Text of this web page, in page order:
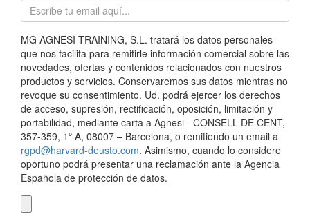
MG AGNESI TRAINING, S.L. tratará los datos personales
que nos facilita para remitirle información comercial sobre las
novedades, ofertas y contenidos relacionados con nuestros
productos y servicios. Conservaremos sus datos mientras no
revoque su consentimiento. Ud. podrá ejercer los derechos
de acceso, supresión, rectificación, oposición, limitación y
portabilidad, mediante carta a Agnesi - CONSELL DE CENT,
357-359, 1º A, 08007 – Barcelona, o remitiendo un email a
rgpd@harvard-deusto.com. Asimismo, cuando lo considere
oportuno podrá presentar una reclamación ante la Agencia
Española de protección de datos.